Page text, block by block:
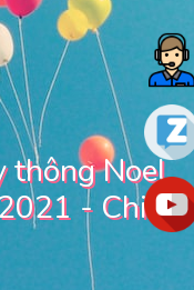
thông Noel
- Chill